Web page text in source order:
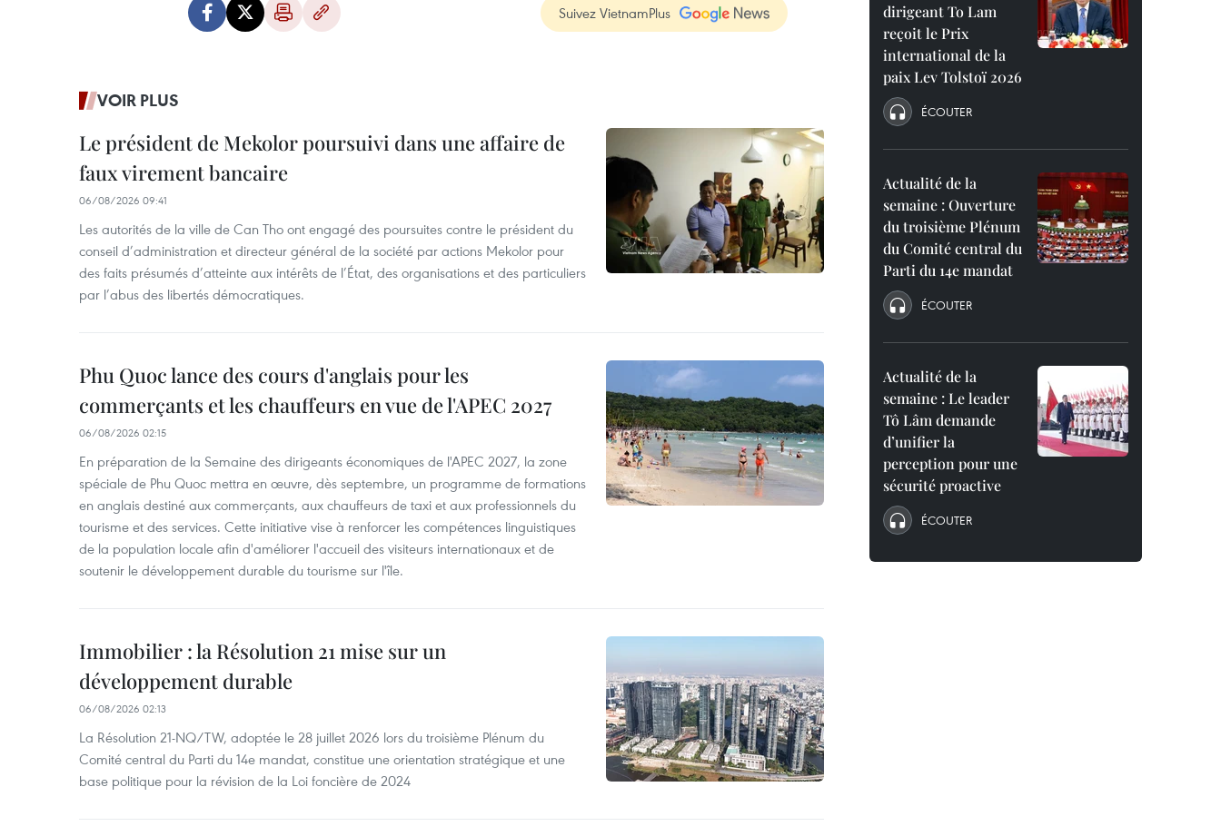
Suivez VietnamPlus
VOIR PLUS
Le président de Mekolor poursuivi dans une affaire de
faux virement bancaire
06/08/2026 09:41
Les autorités de la ville de Can Tho ont engagé des poursuites contre le président du
conseil d’administration et directeur général de la société par actions Mekolor pour
des faits présumés d’atteinte aux intérêts de l’État, des organisations et des particuliers
par l’abus des libertés démocratiques.
Phu Quoc lance des cours d'anglais pour les
commerçants et les chauffeurs en vue de l'APEC 2027
06/08/2026 02:15
En préparation de la Semaine des dirigeants économiques de l'APEC 2027, la zone
spéciale de Phu Quoc mettra en œuvre, dès septembre, un programme de formations
en anglais destiné aux commerçants, aux chauffeurs de taxi et aux professionnels du
tourisme et des services. Cette initiative vise à renforcer les compétences linguistiques
de la population locale afin d'améliorer l'accueil des visiteurs internationaux et de
soutenir le développement durable du tourisme sur l'île.
Immobilier : la Résolution 21 mise sur un
développement durable
06/08/2026 02:13
La Résolution 21-NQ/TW, adoptée le 28 juillet 2026 lors du troisième Plénum du
Comité central du Parti du 14e mandat, constitue une orientation stratégique et une
base politique pour la révision de la Loi foncière de 2024
dirigeant To Lam
reçoit le Prix
international de la
paix Lev Tolstoï 2026
ÉCOUTER
Actualité de la
semaine : Ouverture
du troisième Plénum
du Comité central du
Parti du 14e mandat
ÉCOUTER
Actualité de la
semaine : Le leader
Tô Lâm demande
d’unifier la
perception pour une
sécurité proactive
ÉCOUTER